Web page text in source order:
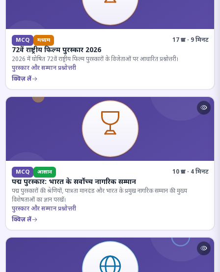
MCQ मध्यम 17 प्रश्न · 9 मिनट
72वें राष्ट्रीय फिल्म पुरस्कार 2026
2026 में घोषित 72वें राष्ट्रीय फिल्म पुरस्कारों के विजेताओं पर आधारित प्रश्नोत्तरी।
पुरस्कार और सम्मान प्रश्नोत्तरी
क्विज़ लें
MCQ आसान 10 प्रश्न · 4 मिनट
पद्म पुरस्कार: भारत के सर्वोच्च नागरिक सम्मान
पद्म पुरस्कारों की श्रेणियों, पात्रता मानदंड और भारत के प्रमुख नागरिक सम्मान की मुख्य
विशेषताओं का ज्ञान परखें।
पुरस्कार और सम्मान प्रश्नोत्तरी
क्विज़ लें